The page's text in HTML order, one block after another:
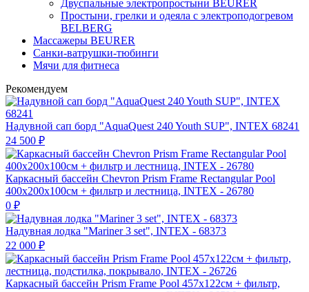
Двуспальные электропростыни BEURER
Простыни, грелки и одеяла с электроподогревом
BELBERG
Массажеры BEURER
Санки-ватрушки-тюбинги
Мячи для фитнеса
Рекомендуем
Надувной сап борд "AquaQuest 240 Youth SUP", INTEX 68241
24 500 ₽
Каркасный бассейн Chevron Prism Frame Rectangular Pool
400х200х100см + фильтр и лестница, INTEX - 26780
0 ₽
Надувная лодка "Mariner 3 set", INTEX - 68373
22 000 ₽
Каркасный бассейн Prism Frame Pool 457х122см + фильтр,